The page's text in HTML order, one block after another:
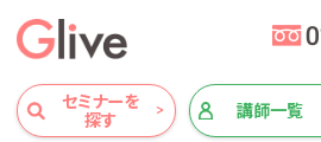
セミナーを
探す
講師一覧